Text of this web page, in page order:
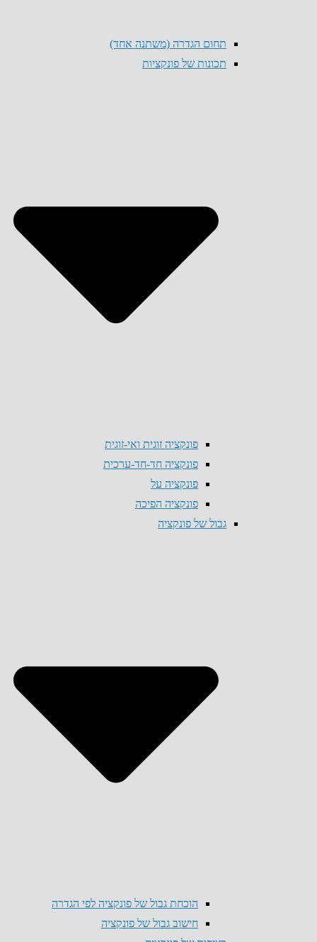
תחום הגדרה (משתנה אחד)
תכונות של פונקציות
פונקציה זוגית ואי-זוגית
פונקציה חד-חד-ערכית
פונקציה על
פונקציה הפיכה
גבול של פונקציה
הוכחת גבול של פונקציה לפי הגדרה
חישוב גבול של פונקציה